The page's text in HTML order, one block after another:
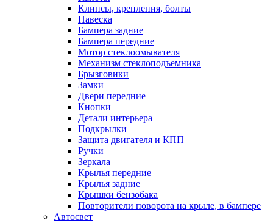
Клипсы, крепления, болты
Навеска
Бампера задние
Бампера передние
Мотор стеклоомывателя
Механизм стеклоподъемника
Брызговики
Замки
Двери передние
Кнопки
Детали интерьера
Подкрылки
Защита двигателя и КПП
Ручки
Зеркала
Крылья передние
Крылья задние
Крышки бензобака
Повторители поворота на крыле, в бампере
Автосвет